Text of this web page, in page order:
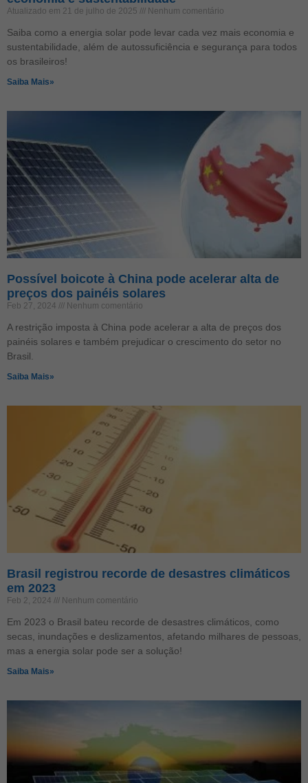
Atualizado em 21 de julho de 2025 Nenhum comentário
Saiba como a energia solar pode levar cada vez mais economia e
sustentabilidade, além de autossuficiência e segurança para todos
os brasileiros!
Saiba Mais»
Possível boicote à China pode acelerar alta de
preços dos painéis solares
Feb 27, 2024 Nenhum comentário
A restrição imposta à China pode acelerar a alta de preços dos
painéis solares e também prejudicar o crescimento do setor no
Brasil.
Saiba Mais»
Brasil registrou recorde de desastres climáticos
em 2023
Feb 2, 2024 Nenhum comentário
Em 2023 o Brasil bateu recorde de desastres climáticos, como
secas, inundações e deslizamentos, afetando milhares de pessoas,
mas a energia solar pode ser a solução!
Saiba Mais»